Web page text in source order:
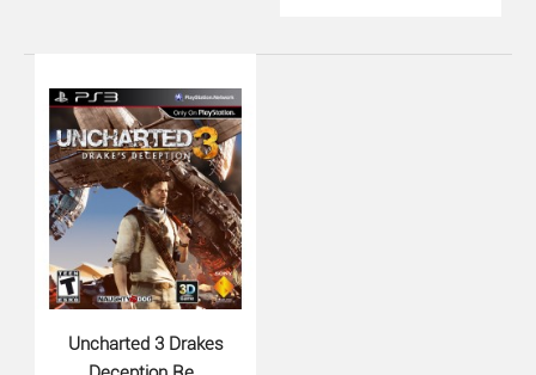
Wolfenstein The New Order (PS3,..
980 грн.
Uncharted 3 Drakes